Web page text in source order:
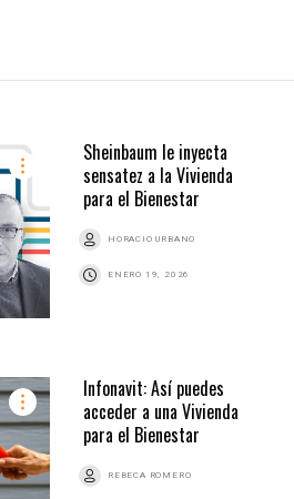
Sheinbaum le inyecta
sensatez a la Vivienda
para el Bienestar
HORACIO URBANO
ENERO 19, 2026
Infonavit: Así puedes
acceder a una Vivienda
para el Bienestar
REBECA ROMERO